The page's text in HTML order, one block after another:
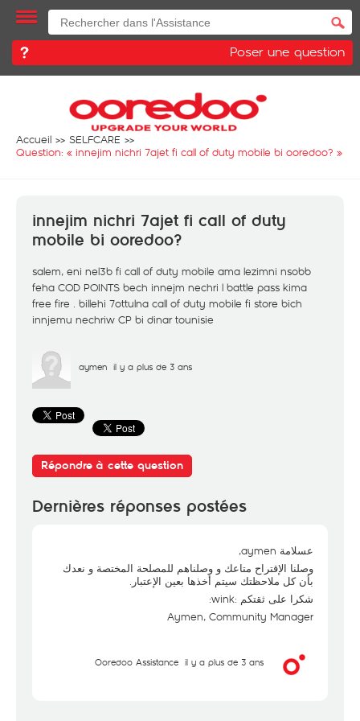
Poser une question
Accueil
SELFCARE
Question: « innejim nichri 7ajet fi call of duty mobile bi ooredoo? »
innejim nichri 7ajet fi call of duty
mobile bi ooredoo?
salem, eni nel3b fi call of duty mobile ama lezimni nsobb
feha COD POINTS bech innejm nechri l battle pass kima
free fire . billehi 7ottulna call of duty mobile fi store bich
innjemu nechriw CP bi dinar tounisie
aymen il y a plus de 3 ans
Répondre à cette question
Dernières réponses postées
عسلامة aymen,
وصلنا الإقتراح متاعك و وصلناهم للمصلحة المختصة و نعدك
بأن كل ملاحظتك سيتم أخذها بعين الإعتبار.
شكرا على ثقتكم :wink:
Aymen, Community Manager
Ooredoo Assistance il y a plus de 3 ans